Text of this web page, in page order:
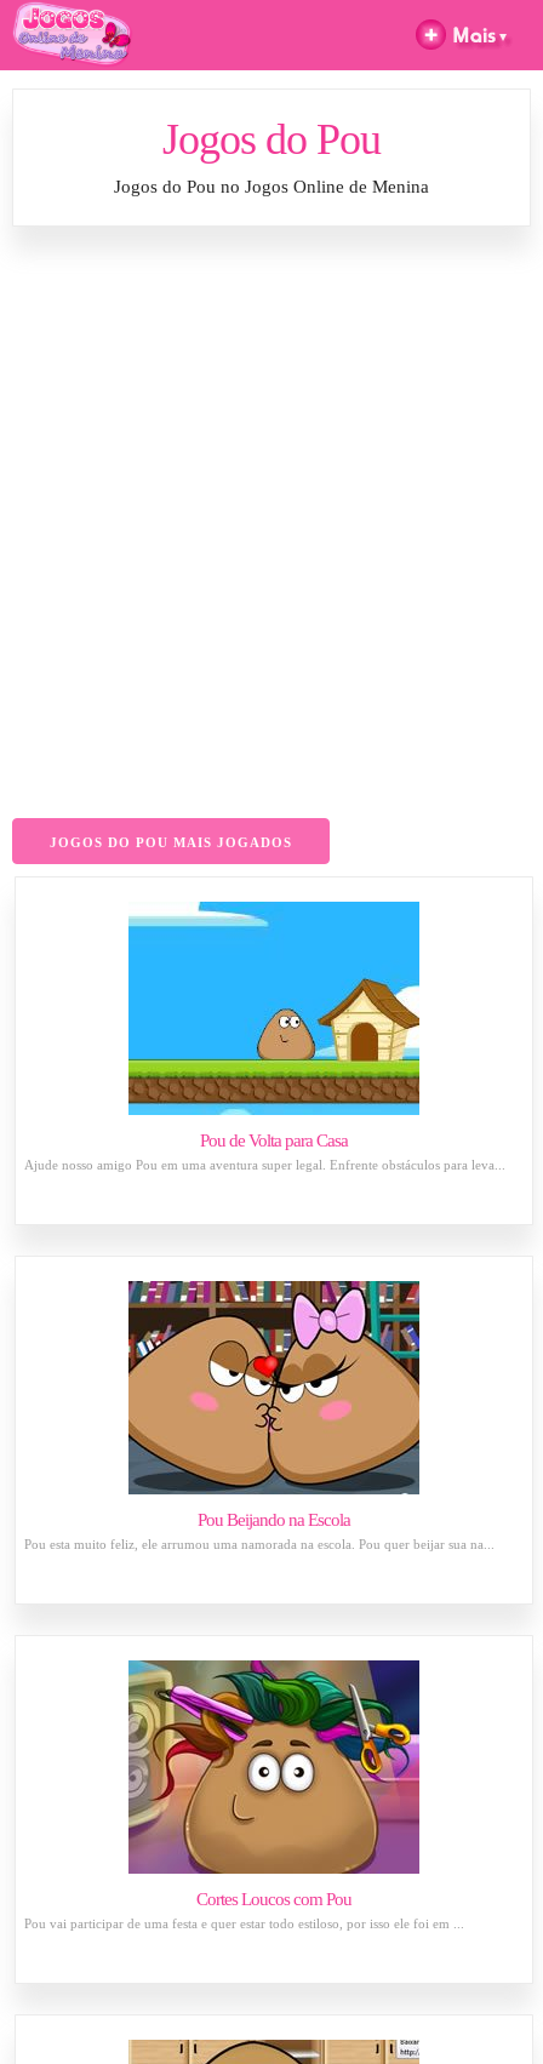
Jogos do Pou
Jogos do Pou no Jogos Online de Menina
JOGOS DO POU MAIS JOGADOS
Pou de Volta para Casa
Ajude nosso amigo Pou em uma aventura super legal. Enfrente obstáculos para leva...
Pou Beijando na Escola
Pou esta muito feliz, ele arrumou uma namorada na escola. Pou quer beijar sua na...
Cortes Loucos com Pou
Pou vai participar de uma festa e quer estar todo estiloso, por isso ele foi em ...